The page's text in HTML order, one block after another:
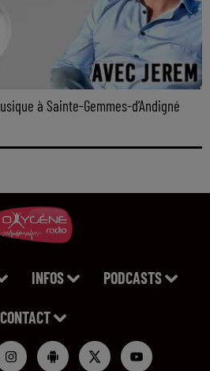
à Sainte-Gemmes-d’Andigné
INFOS PODCASTS
CONTACT